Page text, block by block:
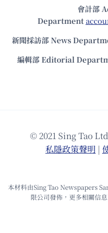
會計部
Department
新聞採訪部 News
編輯部 Editorial
© 2021 Sing Tao
私隱政策聲明 |
本材料由Sing Tao Newspapers
限公司發佈，更多相關信